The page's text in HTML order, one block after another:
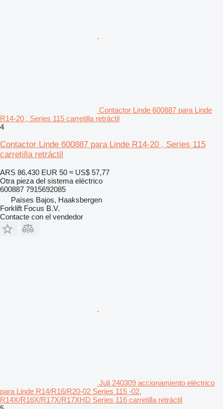
Contactor Linde 600887 para Linde
R14-20 , Series 115 carretilla retráctil
4
Contactor Linde 600887 para Linde R14-20 , Series 115
carretilla retráctil
ARS 86.430 EUR 50 ≈ US$ 57,77
Otra pieza del sistema eléctrico
600887 7915692085
Países Bajos, Haaksbergen
Forklift Focus B.V.
Contacte con el vendedor
Juli 240309 accionamiento eléctrico
para Linde R14/R16/R20-02 Series 115 -02,
R14X/R16X/R17X/R17XHD Series 116 carretilla retráctil